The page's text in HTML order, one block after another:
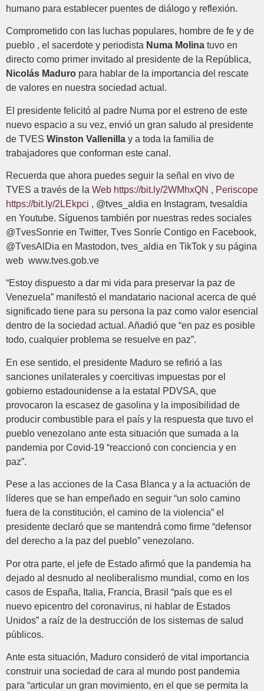
humano para establecer puentes de diálogo y reflexión.
Comprometido con las luchas populares, hombre de fe y de
pueblo , el sacerdote y periodista Numa Molina tuvo en
directo como primer invitado al presidente de la República,
Nicolás Maduro para hablar de la importancia del rescate
de valores en nuestra sociedad actual.
El presidente felicitó al padre Numa por el estreno de este
nuevo espacio a su vez, envió un gran saludo al presidente
de TVES Winston Vallenilla y a toda la familia de
trabajadores que conforman este canal.
Recuerda que ahora puedes seguir la señal en vivo de
TVES a través de la Web https://bit.ly/2WMhxQN , Periscope
https://bit.ly/2LEkpci , @tves_aldia en Instagram, tvesaldia
en Youtube. Síguenos también por nuestras redes sociales
@TvesSonrie en Twitter, Tves Sonríe Contigo en Facebook,
@TvesAlDia en Mastodon, tves_aldia en TikTok y su página
web www.tves.gob.ve
“Estoy dispuesto a dar mi vida para preservar la paz de
Venezuela” manifestó el mandatario nacional acerca de qué
significado tiene para su persona la paz como valor esencial
dentro de la sociedad actual. Añadió que “en paz es posible
todo, cualquier problema se resuelve en paz”.
En ese sentido, el presidente Maduro se refirió a las
sanciones unilaterales y coercitivas impuestas por el
gobierno estadounidense a la estatal PDVSA, que
provocaron la escasez de gasolina y la imposibilidad de
producir combustible para el país y la respuesta que tuvo el
pueblo venezolano ante esta situación que sumada a la
pandemia por Covid-19 “reaccionó con conciencia y en
paz”.
Pese a las acciones de la Casa Blanca y a la actuación de
líderes que se han empeñado en seguir “un solo camino
fuera de la constitución, el camino de la violencia” el
presidente declaró que se mantendrá como firme “defensor
del derecho a la paz del pueblo” venezolano.
Por otra parte, el jefe de Estado afirmó que la pandemia ha
dejado al desnudo al neoliberalismo mundial, como en los
casos de España, Italia, Francia, Brasil “país que es el
nuevo epicentro del coronavirus, ni hablar de Estados
Unidos” a raíz de la destrucción de los sistemas de salud
públicos.
Ante esta situación, Maduro consideró de vital importancia
construir una sociedad de cara al mundo post pandemia
para “articular un gran movimiento, en el que se permita la